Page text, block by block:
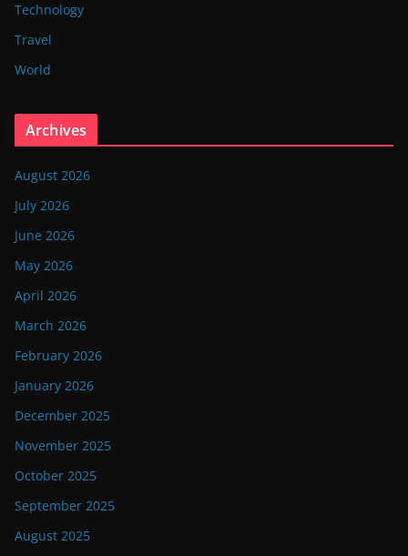
Technology
Travel
World
Archives
August 2026
July 2026
June 2026
May 2026
April 2026
March 2026
February 2026
January 2026
December 2025
November 2025
October 2025
September 2025
August 2025